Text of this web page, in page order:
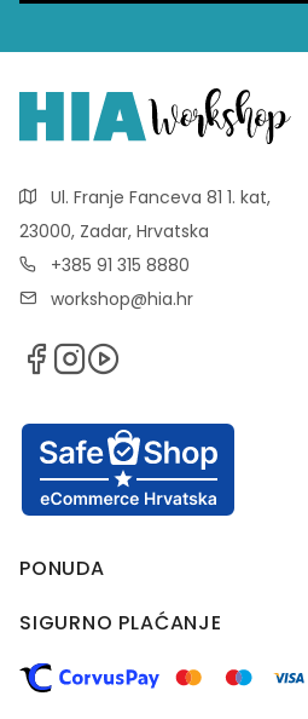
Ul. Franje Fanceva 81 1. kat,
23000, Zadar, Hrvatska
+385 91 315 8880
workshop@hia.hr
PONUDA
SIGURNO PLAĆANJE